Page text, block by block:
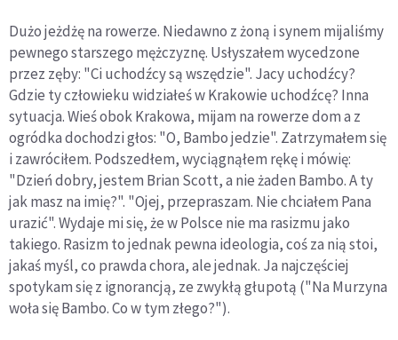
Dużo jeżdżę na rowerze. Niedawno z żoną i synem mijaliśmy
pewnego starszego mężczyznę. Usłyszałem wycedzone
przez zęby: "Ci uchodźcy są wszędzie". Jacy uchodźcy?
Gdzie ty człowieku widziałeś w Krakowie uchodźcę? Inna
sytuacja. Wieś obok Krakowa, mijam na rowerze dom a z
ogródka dochodzi głos: "O, Bambo jedzie". Zatrzymałem się
i zawróciłem. Podszedłem, wyciągnąłem rękę i mówię:
"Dzień dobry, jestem Brian Scott, a nie żaden Bambo. A ty
jak masz na imię?". "Ojej, przepraszam. Nie chciałem Pana
urazić". Wydaje mi się, że w Polsce nie ma rasizmu jako
takiego. Rasizm to jednak pewna ideologia, coś za nią stoi,
jakaś myśl, co prawda chora, ale jednak. Ja najczęściej
spotykam się z ignorancją, ze zwykłą głupotą ("Na Murzyna
woła się Bambo. Co w tym złego?").